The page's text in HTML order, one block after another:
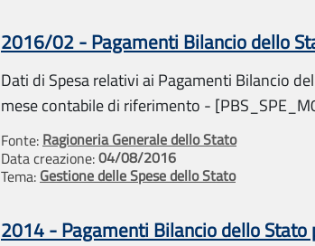
2016/02 - Pagamenti Bilancio dello
Dati di Spesa relativi ai Pagamenti Bilancio
mese contabile di riferimento -
Fonte: Ragioneria Generale dello Stato
Data creazione:04/08/2016
Tema: Gestione delle Spese dello Stato
2014 - Pagamenti Bilancio dello Stato